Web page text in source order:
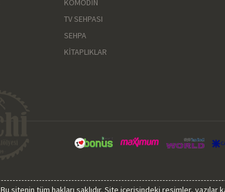
KOMODİN
TV SEHPASI
SEHPA
KİTAPLIKLAR
Bu sitenin tüm hakları saklıdır. Site içerisindeki resimler,